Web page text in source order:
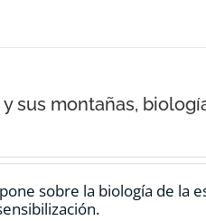
sus montañas,
sobre la biología de la